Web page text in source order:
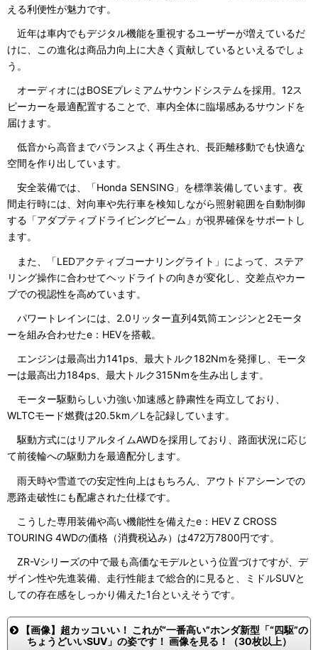
える利便性が魅力です。
近年は車内でもデジタル機能を重視するユーザーが増えているだ
けに、この進化は商品力向上に大きく貢献しているといえるでしょ
う。
オーディオにはBOSEプレミアムサウンドシステムを採用。12ス
ピーカーを最適配置することで、車内全体に臨場感あるサウンドを
届けます。
低音から高音までバランスよく再生され、長距離移動でも快適な
空間を作り出しています。
安全装備では、「Honda SENSING」を標準装備しています。夜
間走行時には、対向車や先行車を検知しながら照射範囲を自動制御
する「アダプティブドライビングビーム」が視界確保をサポートし
ます。
また、「LEDアクティブコーナリングライト」によって、ステア
リング操作に合わせてヘッドライトの向きが変化し、交差点やカー
ブでの視認性を高めています。
パワートレインには、2.0リッター直列4気筒エンジンと2モータ
ーを組み合わせたe：HEVを搭載。
エンジンは最高出力141ps、最大トルク182Nmを発揮し、モータ
ーは最高出力184ps、最大トルク315Nmを生み出します。
モーター駆動らしい力強い加速感と静粛性を両立しており、
WLTCモード燃費は20.5km／Lを記録しています。
駆動方式にはリアルタイムAWDを採用しており、路面状況に応じ
て前後輪への駆動力を最適配分します。
雨天時や雪道での安定性向上はもちろん、アウトドアシーンでの
悪路走破性にも配慮された仕様です。
こうした専用装備や高い機能性を備えたe：HEV Z CROSS
TOURING 4WDの価格（消費税込み）は472万7800円です。
ZR-Vシリーズの中で最も高価なモデルという位置づけですが、デ
ザイン性や先進装備、走行性能まで総合的に見ると、ミドルSUVと
しての存在感をしっかり備えた1台といえそうです。
【画像】超カッコいい！ これが“一番高い”ホンダ新型「“四駆”の
ちょうどいいSUV」の姿です！ 画像を見る！（30枚以上）